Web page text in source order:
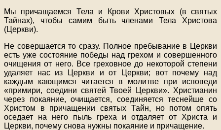
Мы причащаемся Тела и Крови Христовых (в святых
Тайнах), чтобы самим быть членами Тела Христова
(Церкви).
Не совершается то сразу. Полное пребывание в Церкви
есть уже состояние победы над грехом и совершенного
очищения от него. Все греховное до некоторой степени
удаляет нас из Церкви и от Церкви; вот почему над
каждым кающимся читается в молитве при исповеди
«примири, соедини святей Твоей Церкви». Христианин
через покаяние, очищается, соединяется теснейше со
Христом в причащении святых Тайн, но потом опять
оседает на него пыль греха и отдаляет от Христа и
Церкви, почему снова нужны покаяние и причащение.